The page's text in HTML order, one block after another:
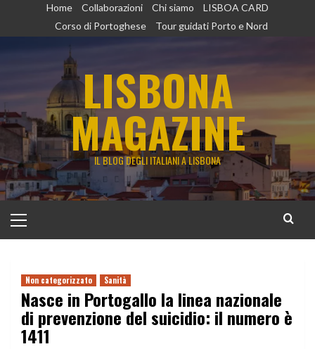
Home Collaborazioni Chi siamo
LISBOA CARD
Corso di Portoghese
Tour guidati Porto e Nord
LISBONA
MAGAZINE
IL BLOG DEGLI ITALIANI A LISBONA
principale
Non categorizzato Sanità
Nasce in Portogallo la linea nazionale
di prevenzione del suicidio: il numero è
1411